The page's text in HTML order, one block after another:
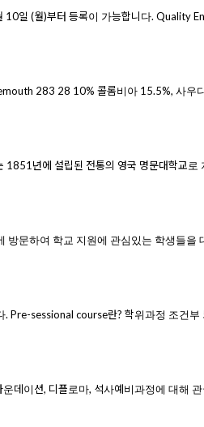
일 (월)부터 등록이 가능합니다. Quality
283 28 10% 콜롬비아 15.5%, 사우
년에 설립된 전통의 영국 명문대학교로
방문하여 학교 지원에 관심있는 학생들을
. Pre-sessional course란? 학위과정 조건
운데이션, 디플로마, 석사예비과정에 대해